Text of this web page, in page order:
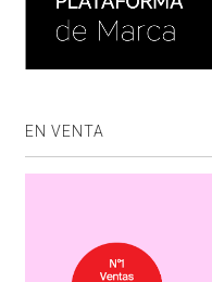
EN VENTA